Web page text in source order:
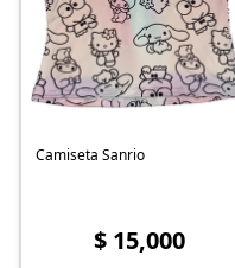
Camiseta Sanrio
$ 15,000